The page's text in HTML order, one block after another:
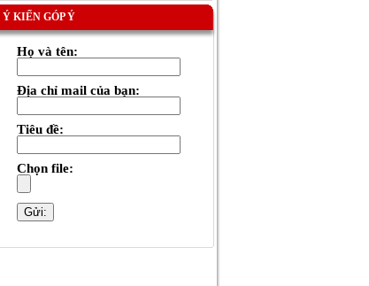
Ý KIẾN GÓP Ý
Họ và tên:
Địa chỉ mail của bạn:
Tiêu đề:
Chọn file: